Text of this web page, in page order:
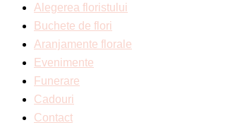
Alegerea floristului
Buchete de flori
Aranjamente florale
Evenimente
Funerare
Cadouri
Contact